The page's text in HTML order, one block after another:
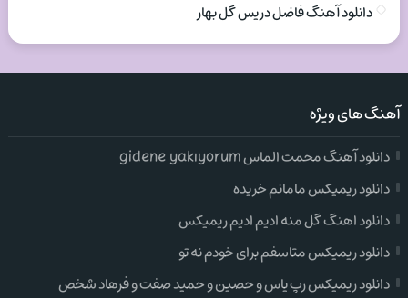
دانلود آهنگ فاضل دریس گل بهار
آهنگ های ویژه
دانلود آهنگ محمت الماس gidene yakıyorum
دانلود ریمیکس مامانم خریده
دانلود اهنگ گل منه ادیم ادیم ریمیکس
دانلود ریمیکس متاسفم برای خودم نه تو
دانلود ریمیکس رپ یاس و حصین و حمید صفت و فرهاد شخص